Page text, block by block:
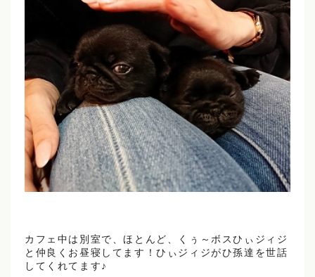
カフェ中は別室で、ほとんど、くぅ～ボスひぃジィジ
と仲良くお昼寝してます！ひぃジィジがひ孫達を世話
してくれてます♪